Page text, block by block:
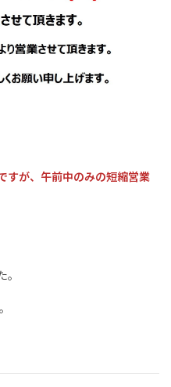
すが、午前中のみの短縮営業